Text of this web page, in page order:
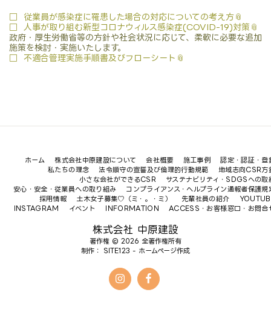
□ 従業員が感染症に罹患した場合の対応についての考え方
□
人事が取り組む新型コロナウィルス感染症(COVID-19)対策
政府・厚生労働省等の方針や社会状況に応じて、柔軟に必要な追加
施策を検討・実施いたします。
□
不適合管理実施手順書及びフローシート
株式会社 中原建設
著作権 © 2026 全著作権所有
制作： SITE123 - ホームページ作成
ホーム 株式会社中原建設について 会社概要 施工事例
認定・認証・登
私たちの理念
法令順守の宣誓及び倫理的行動規範
地域志向CSR方
小さな会社ができるCSR
サステナビリティ・SDGSへの取
安心・安全・従業員への取り組み
コンプライアンス・ヘルプライン通報者保護規
採用情報
土木女子募集♡（ミ・。・ミ） 先輩社員の紹介
INSTAGRAM
イベント INFORMATION ACCESS・お客様窓口・お問合